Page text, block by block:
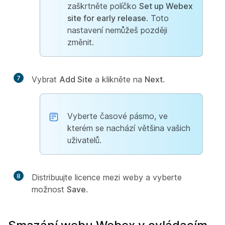
zaškrtněte políčko Set up Webex
site for early release. Toto
nastavení nemůžeš později
změnit.
7 Vybrat Add Site a klikněte na Next.
Vyberte časové pásmo, ve
kterém se nachází většina vašich
uživatelů.
8
Distribuujte licence mezi weby a vyberte
možnost Save.